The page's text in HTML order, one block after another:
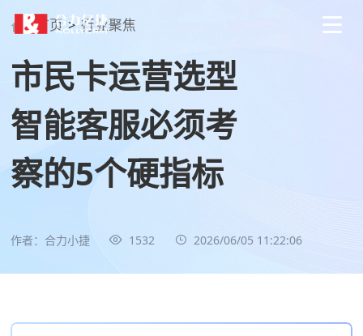
首页 > 行业聚焦
市民卡运营选型
智能客服必须考
察的5个硬指标
作者：合力小捷 1532 2026/06/05 11:22:06